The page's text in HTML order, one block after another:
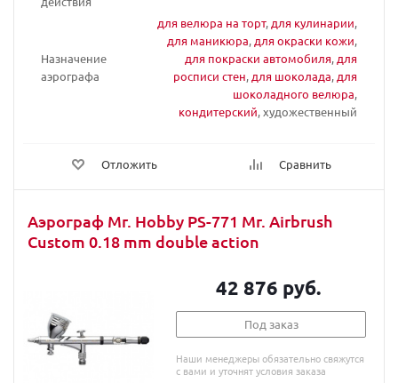
Назначение
аэрографа
для велюра на торт, для кулинарии,
для маникюра, для окраски кожи,
для покраски автомобиля, для
росписи стен, для шоколада, для
шоколадного велюра,
кондитерский, художественный
Отложить Сравнить
Аэрограф Mr. Hobby PS-771 Mr. Airbrush
Custom 0.18 mm double action
42 876 руб.
Под заказ
Наши менеджеры обязательно свяжутся
с вами и уточнят условия заказа